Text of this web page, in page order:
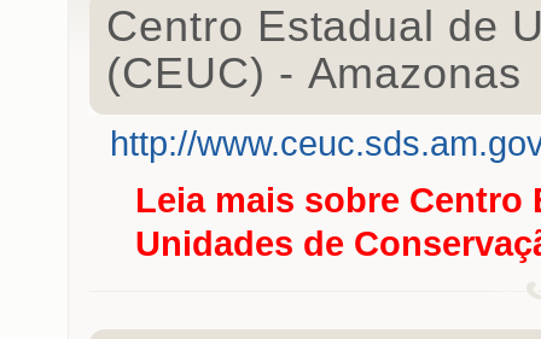
Centro Estadual de
(CEUC) - Amazonas
http://
Leia mais sobre Centro
Unidades de